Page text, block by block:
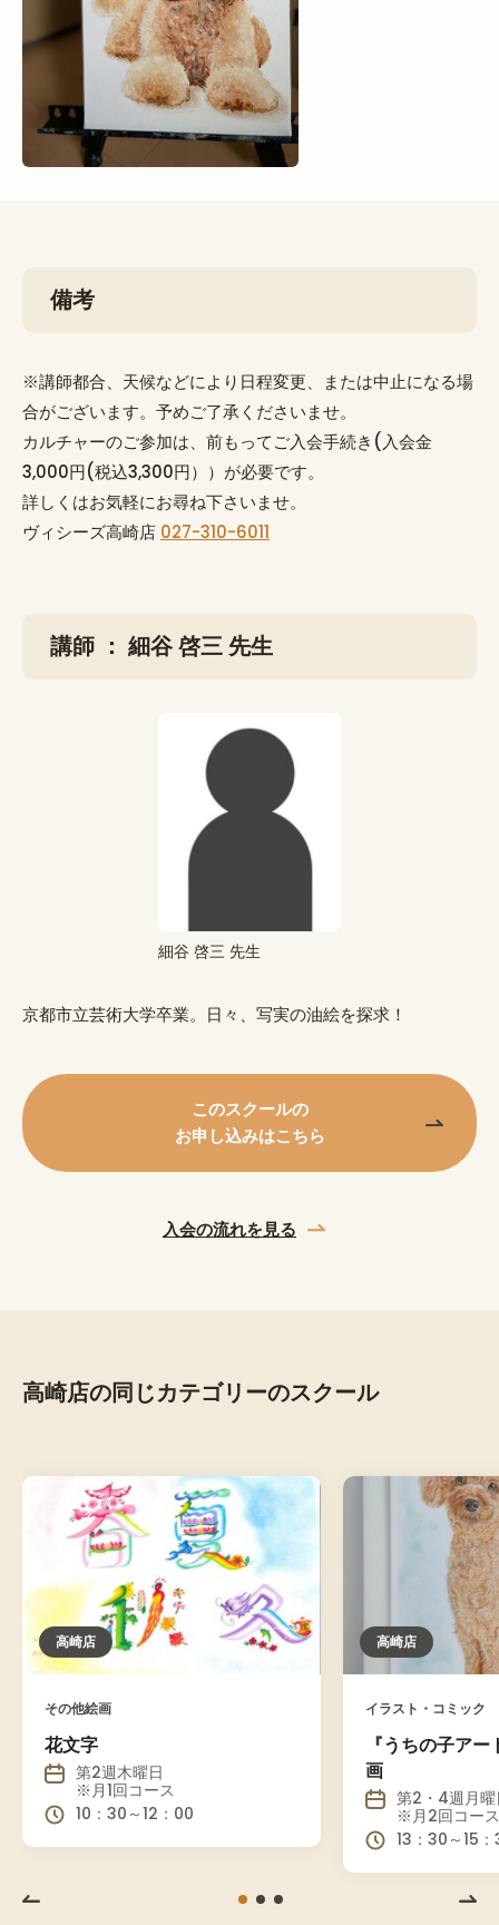
備考
※講師都合、天候などにより日程変更、または中止になる場
合がございます。予めご了承くださいませ。
カルチャーのご参加は、前もってご入会手続き(入会金
3,000円(税込3,300円））が必要です。
詳しくはお気軽にお尋ね下さいませ。
ヴィシーズ高崎店 027-310-6011
講師 ： 細谷 啓三 先生
細谷 啓三 先生
京都市立芸術大学卒業。日々、写実の油絵を探求！
このスクールの
お申し込みはこちら
入会の流れを見る
高崎店の同じカテゴリーのスクール
高崎店
その他絵画
花文字
第2週木曜日
※月1回コース
10：30～12：00
高崎店
イラスト・コミック
『うちの子ア
画
第2・4週月曜
※月2回コース
13：30～15